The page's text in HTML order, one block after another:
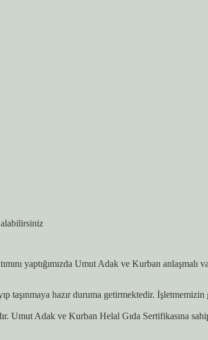
alabilirsiniz
yaptığımızda Umut Adak ve Kurban anlaşmalı
taşınmaya hazır duruma getirmektedir.
Umut Adak ve Kurban Helal Gıda Sertifikasına